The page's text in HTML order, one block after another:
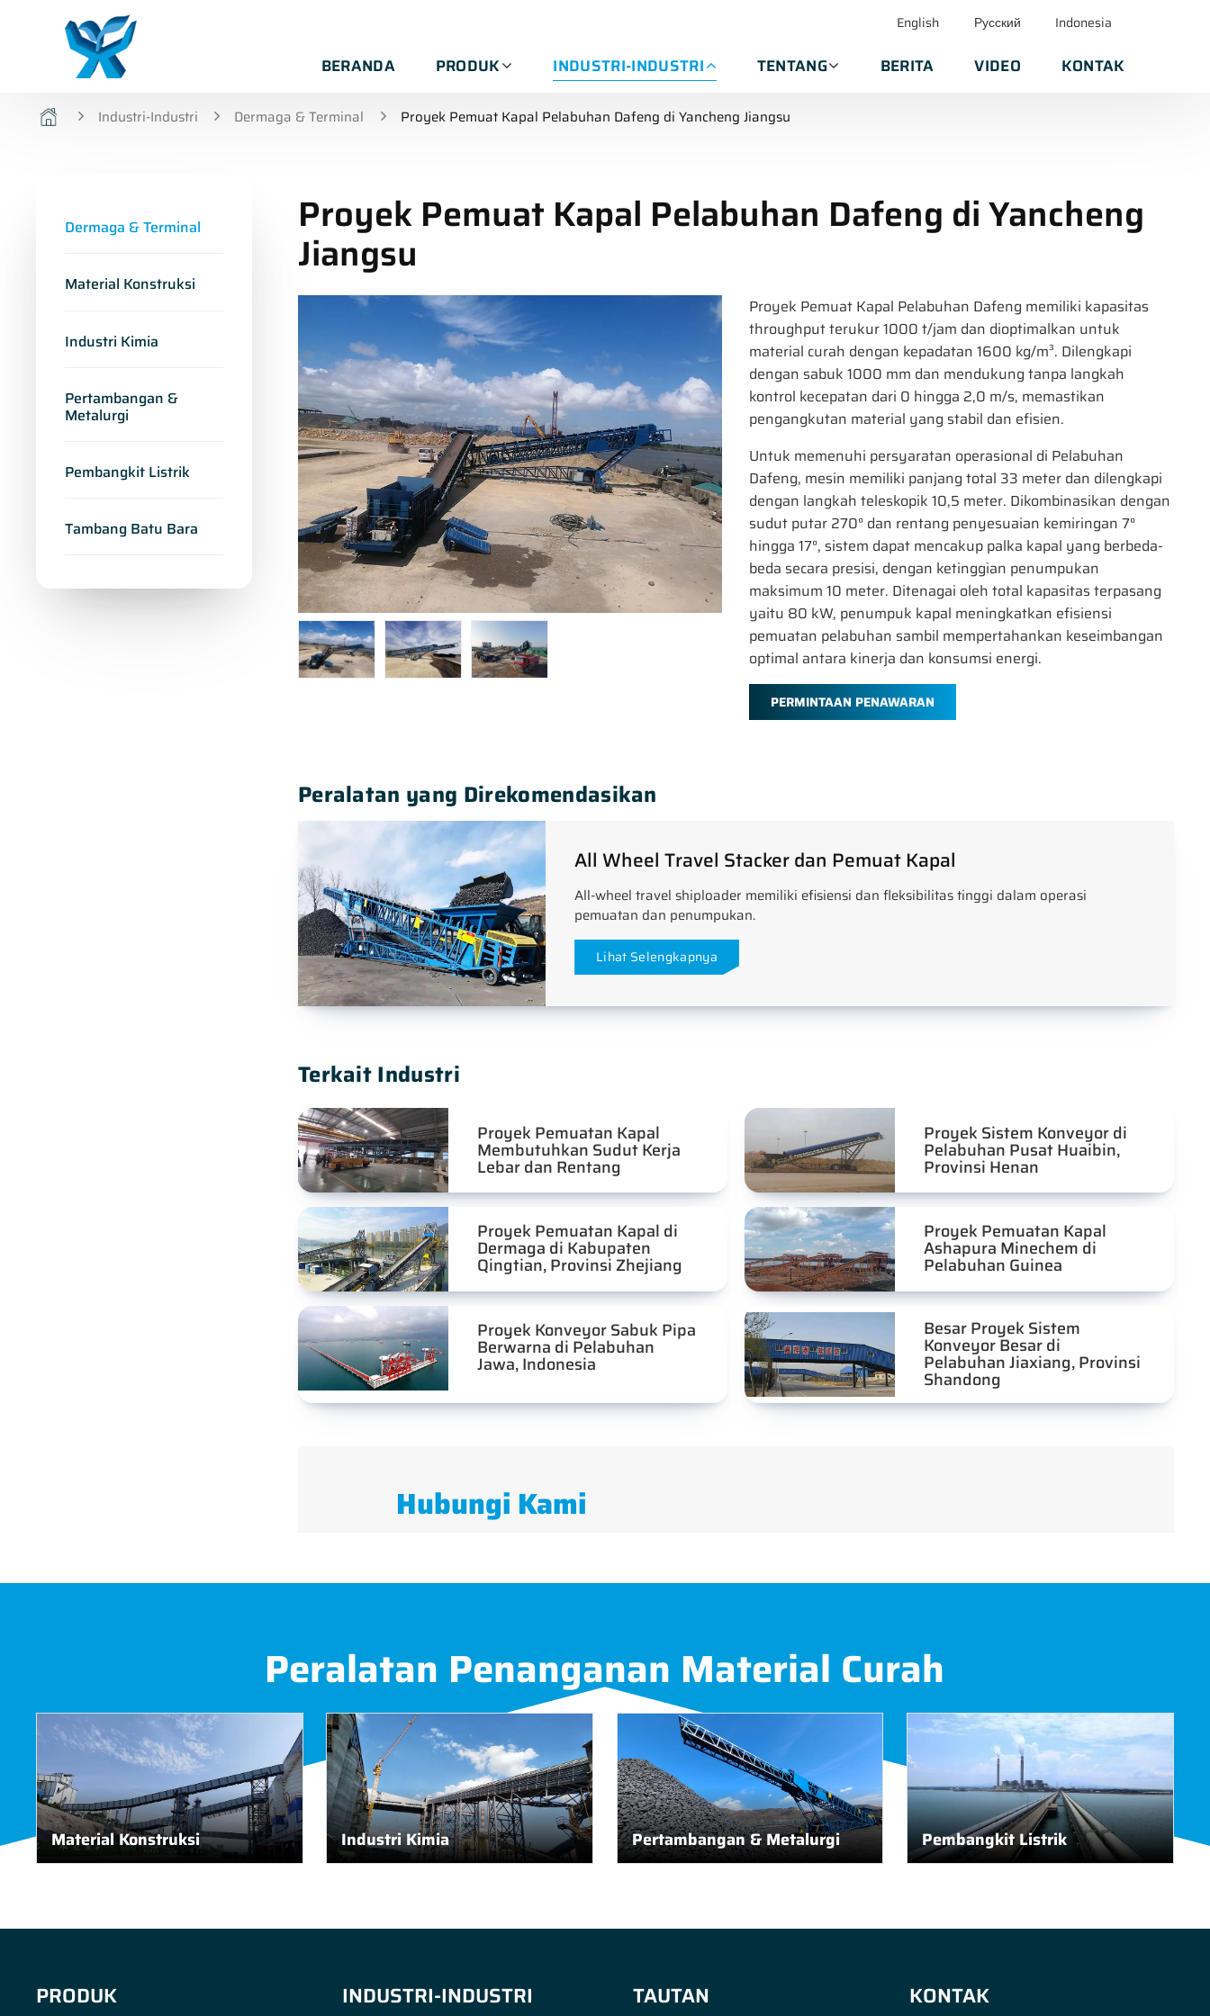
English Русский Indonesia
BERANDA PRODUK INDUSTRI-INDUSTRI TENTANG BERITA VIDEO KONTAK
Industri-Industri Dermaga & Terminal Proyek Pemuat Kapal Pelabuhan Dafeng di Yancheng Jiangsu
Proyek Pemuat Kapal Pelabuhan Dafeng di Yancheng
Jiangsu
Proyek Pemuat Kapal Pelabuhan Dafeng memiliki kapasitas
throughput terukur 1000 t/jam dan dioptimalkan untuk
material curah dengan kepadatan 1600 kg/m³. Dilengkapi
dengan sabuk 1000 mm dan mendukung tanpa langkah
kontrol kecepatan dari 0 hingga 2,0 m/s, memastikan
pengangkutan material yang stabil dan efisien.
Untuk memenuhi persyaratan operasional di Pelabuhan
Dafeng, mesin memiliki panjang total 33 meter dan dilengkapi
dengan langkah teleskopik 10,5 meter. Dikombinasikan dengan
sudut putar 270° dan rentang penyesuaian kemiringan 7°
hingga 17°, sistem dapat mencakup palka kapal yang berbeda-
beda secara presisi, dengan ketinggian penumpukan
maksimum 10 meter. Ditenagai oleh total kapasitas terpasang
yaitu 80 kW, penumpuk kapal meningkatkan efisiensi
pemuatan pelabuhan sambil mempertahankan keseimbangan
optimal antara kinerja dan konsumsi energi.
PERMINTAAN PENAWARAN
Peralatan yang Direkomendasikan
All Wheel Travel Stacker dan Pemuat Kapal
All-wheel travel shiploader memiliki efisiensi dan fleksibilitas tinggi dalam operasi
pemuatan dan penumpukan.
Lihat Selengkapnya
Terkait Industri
Proyek Pemuatan Kapal
Membutuhkan Sudut Kerja
Lebar dan Rentang
Proyek Sistem Konveyor di
Pelabuhan Pusat Huaibin,
Provinsi Henan
Proyek Pemuatan Kapal di
Dermaga di Kabupaten
Qingtian, Provinsi Zhejiang
Proyek Pemuatan Kapal
Ashapura Minechem di
Pelabuhan Guinea
Proyek Konveyor Sabuk Pipa
Berwarna di Pelabuhan
Jawa, Indonesia
Besar Proyek Sistem
Konveyor Besar di
Pelabuhan Jiaxiang, Provinsi
Shandong
Hubungi Kami
Dermaga & Terminal
Material Konstruksi
Industri Kimia
Pertambangan &
Metalurgi
Pembangkit Listrik
Tambang Batu Bara
Peralatan Penanganan Material Curah
Material Konstruksi Industri Kimia Pertambangan & Metalurgi Pembangkit Listrik
PRODUK INDUSTRI-INDUSTRI TAUTAN KONTAK